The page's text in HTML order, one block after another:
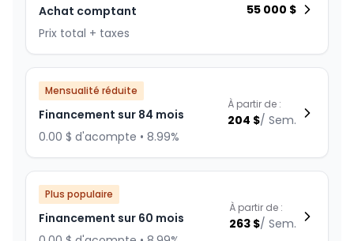
Achat comptant
Prix total + taxes
55 000 $
Mensualité réduite
Financement sur 84 mois
0.00 $ d'acompte • 8.99%
À partir de :
204 $/ Sem.
Plus populaire
Financement sur 60 mois
À partir de :
263 $/ Sem.